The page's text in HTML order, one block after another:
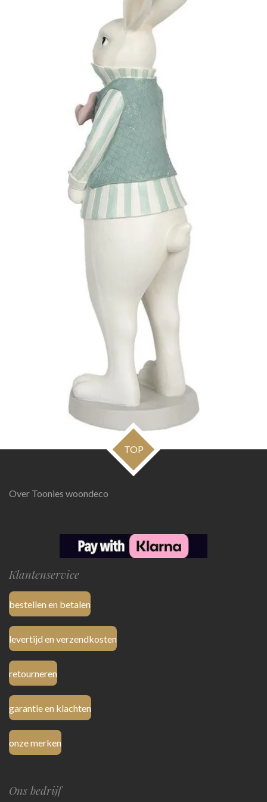
TOP
Over Toonies woondeco
Klantenservice
bestellen en betalen
levertijd en verzendkosten
retourneren
garantie en klachten
onze merken
Ons bedrijf